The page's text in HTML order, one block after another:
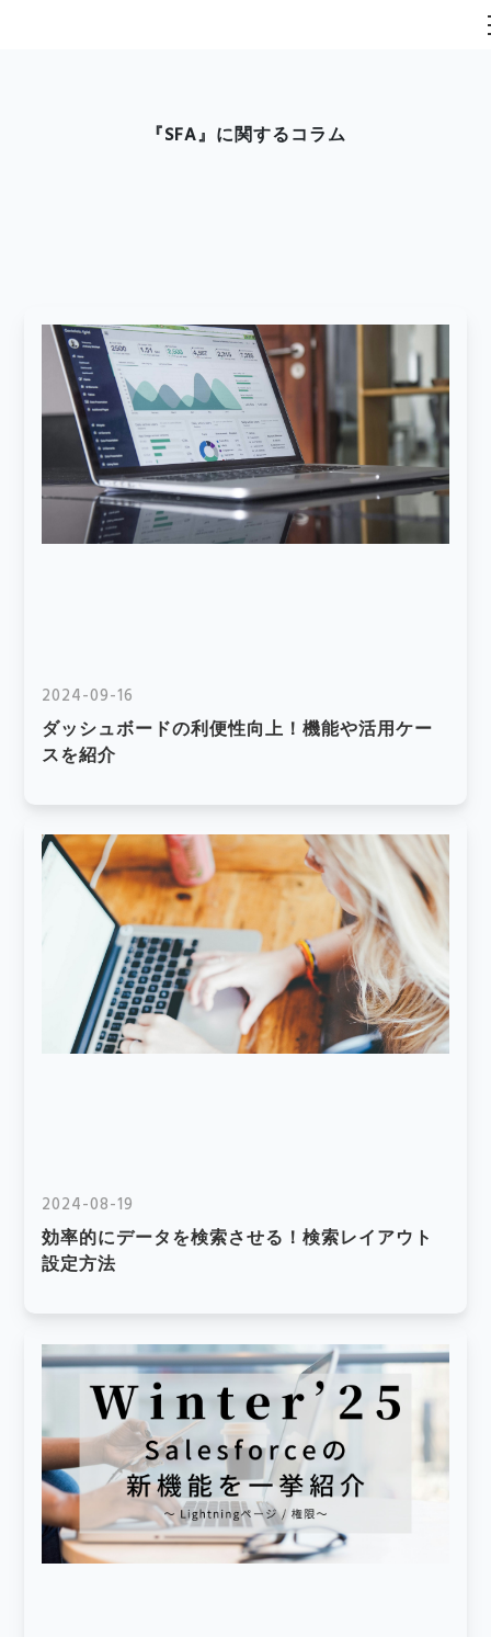
『SFA』に関するコラム
2024-09-16
ダッシュボードの利便性向上！機能や活用ケー
スを紹介
2024-08-19
効率的にデータを検索させる！検索レイアウト
設定方法